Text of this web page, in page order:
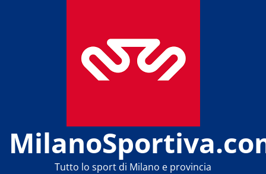
Tutto lo sport di Milano e provincia